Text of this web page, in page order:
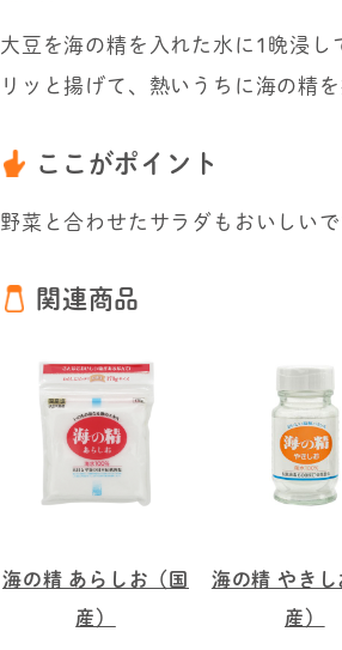
大豆を海の精を入れた水に1晩浸
リッと揚げて、熱いうちに海の精
ここがポイント
野菜と合わせたサラダもおいしいで
関連商品
海の精 あらしお（国
産）
海の精 やきし
産）